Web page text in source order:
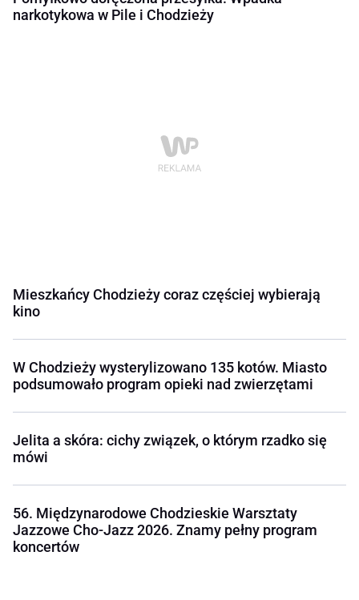
narkotykowa w Pile i Chodzieży
Mieszkańcy Chodzieży coraz częściej wybierają
kino
W Chodzieży wysterylizowano 135 kotów. Miasto
podsumowało program opieki nad zwierzętami
Jelita a skóra: cichy związek, o którym rzadko się
mówi
56. Międzynarodowe Chodzieskie Warsztaty
Jazzowe Cho-Jazz 2026. Znamy pełny program
koncertów